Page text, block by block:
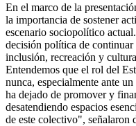
En el marco de la
la importancia de sostener
escenario sociopolítico
decisión política de
inclusión, recreación y
Entendemos que el rol del
nunca, especialmente ante
ha dejado de promover y
desatendiendo espacios
de este colectivo", señalaron